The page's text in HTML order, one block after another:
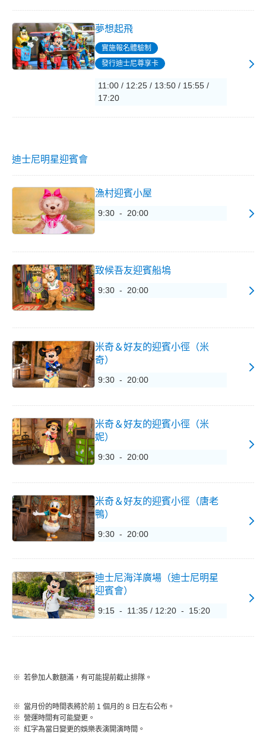
夢想起飛
實施報名體驗制
發行迪士尼尊享卡
11:00 / 12:25 / 13:50 / 15:55 /
17:20
迪士尼明星迎賓會
漁村迎賓小屋
9:30 - 20:00
致候吾友迎賓船塢
9:30 - 20:00
米奇＆好友的迎賓小徑（米
奇）
9:30 - 20:00
米奇＆好友的迎賓小徑（米
妮）
9:30 - 20:00
米奇＆好友的迎賓小徑（唐老
鴨）
9:30 - 20:00
迪士尼海洋廣場（迪士尼明星
迎賓會）
9:15 - 11:35 / 12:20 - 15:20
若參加人數額滿，有可能提前截止排隊。
當月份的時間表將於前 1 個月的 8 日左右公布。
營運時間有可能變更。
紅字為當日變更的娛樂表演開演時間。